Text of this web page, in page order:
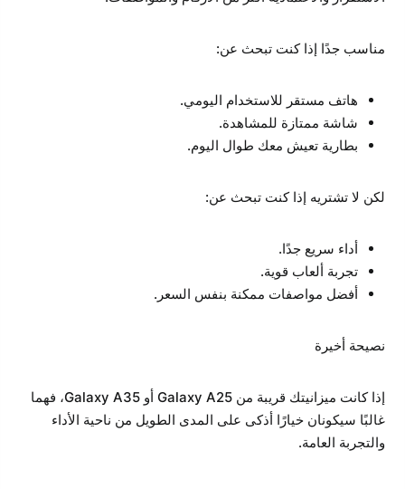
مناسب جدًا إذا كنت تبحث عن:
هاتف مستقر للاستخدام اليومي.
شاشة ممتازة للمشاهدة.
بطارية تعيش معك طوال اليوم.
لكن لا تشتريه إذا كنت تبحث عن:
أداء سريع جدًا.
تجربة ألعاب قوية.
أفضل مواصفات ممكنة بنفس السعر.
نصيحة أخيرة
إذا كانت ميزانيتك قريبة من Galaxy A25 أو Galaxy A35، فهما
غالبًا سيكونان خيارًا أذكى على المدى الطويل من ناحية الأداء
والتجربة العامة.